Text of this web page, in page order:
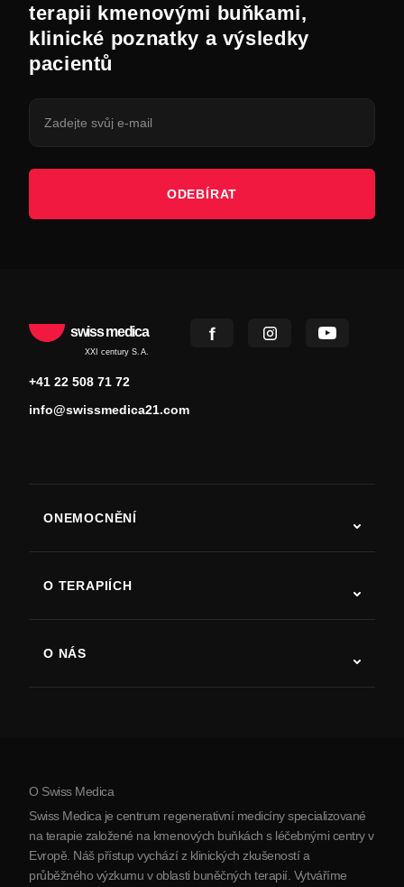
terapii kmenovými buňkami,
klinické poznatky a výsledky
pacientů
ODEBÍRAT
swiss medica
XXI century S.A.
+41 22 508 71 72
info@swissmedica21.com
ONEMOCNĚNÍ
Parkinsonova choroba
Artritida
O TERAPIÍCH
O NÁS
O Srbsku
Partnerství
O Swiss Medica
Swiss Medica je centrum regenerativní medicíny specializované
na terapie založené na kmenových buňkách s léčebnými centry v
Evropě. Náš přístup vychází z klinických zkušeností a
průběžného výzkumu v oblasti buněčných terapií. Vytváříme